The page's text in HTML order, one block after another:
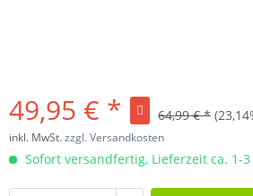
49,95 € * 64,99 € *
inkl. MwSt.zzgl. Versandkosten
Sofort versandfertig, Lieferzeit ca. 1-3